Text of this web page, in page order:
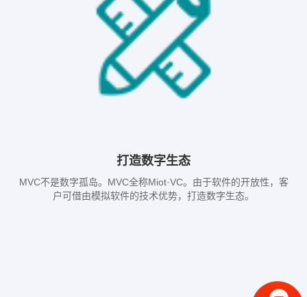
打造数字生态
MVC不是数字孤岛。MVC全称Miot·VC。由于软件的开放性，客
户可借由模拟软件的技术优势，打造数字生态。